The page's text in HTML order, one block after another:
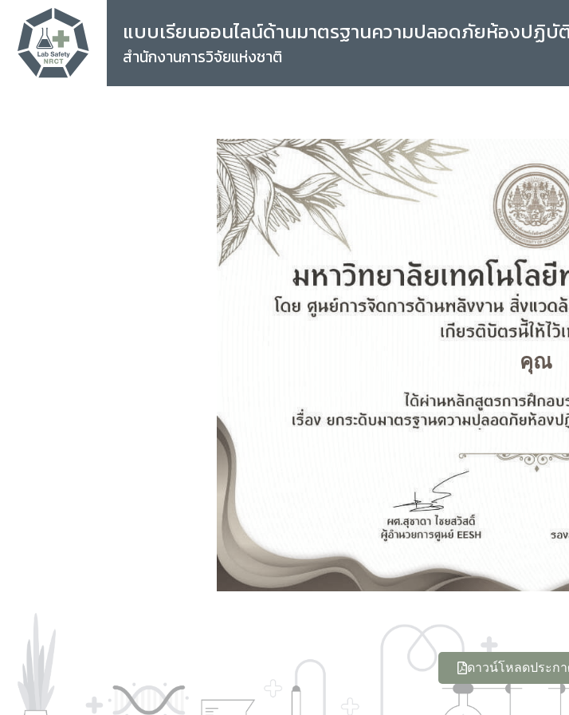
แบบเรียนออนไลน์ด้านมาตรฐานความปลอดภัยห้องปฏิบั
สำนักงานการวิจัยแห่งชาติ
คุณ
ดาวน์โหลดประก